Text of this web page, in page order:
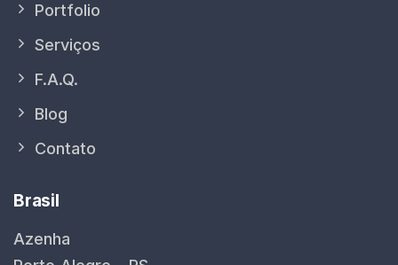
Portfolio
Serviços
F.A.Q.
Blog
Contato
Brasil
Azenha